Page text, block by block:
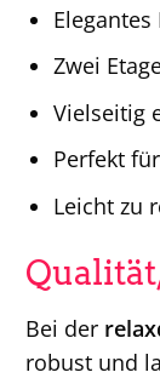
Zwei
Vielseitig
Perfekt
Leicht zu
Bei der
robust und